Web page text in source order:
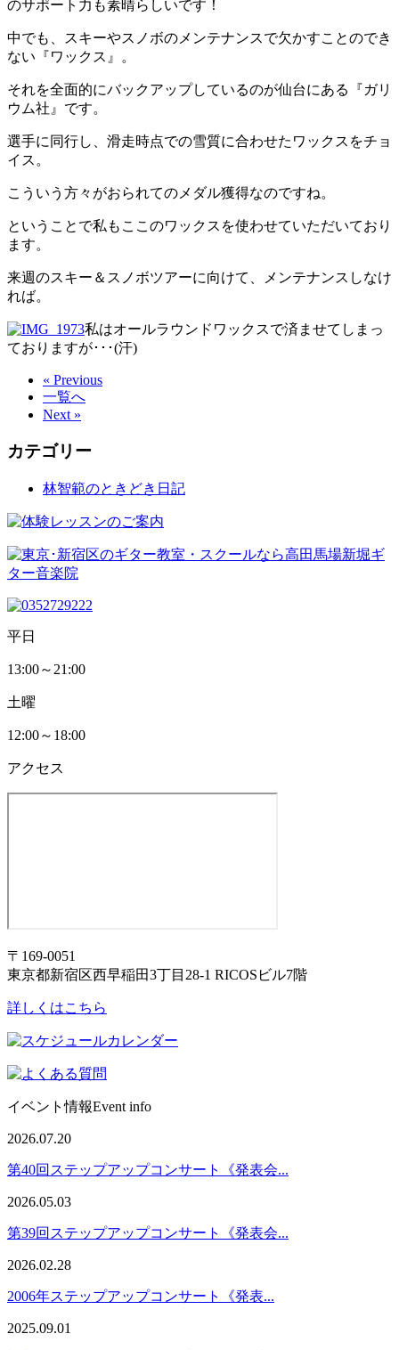
のサポート力も素晴らしいです！
中でも、スキーやスノボのメンテナンスで欠かすことのでき
ない『ワックス』。
それを全面的にバックアップしているのが仙台にある『ガリ
ウム社』です。
選手に同行し、滑走時点での雪質に合わせたワックスをチョ
イス。
こういう方々がおられてのメダル獲得なのですね。
ということで私もここのワックスを使わせていただいており
ます。
来週のスキー＆スノボツアーに向けて、メンテナンスしなけ
れば。
私はオールラウンドワックスで済ませてしまっ
ておりますが･･･(汗)
« Previous
一覧へ
Next »
カテゴリー
林智範のときどき日記
平日
13:00～21:00
土曜
12:00～18:00
アクセス
〒169-0051
東京都新宿区西早稲田3丁目28-1 RICOSビル7階
詳しくはこちら
イベント情報Event info
2026.07.20
第40回ステップアップコンサート《発表会...
2026.05.03
第39回ステップアップコンサート《発表会...
2026.02.28
2006年ステップアップコンサート《発表...
2025.09.01